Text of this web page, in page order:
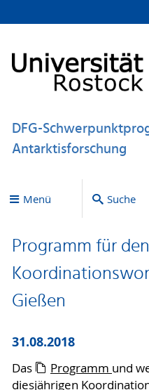
DFG-
Antarktisforschung
Menü Suche
Programm für den
Gießen
31.08.2018
Das Programm und
diesjährigen